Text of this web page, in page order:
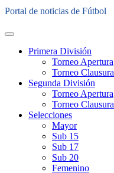
Portal de noticias de Fútbol
Menú
principalPrimera División
Torneo Apertura
Torneo Clausura
Segunda División
Torneo Apertura
Torneo Clausura
Selecciones
Mayor
Sub 15
Sub 17
Sub 20
Femenino